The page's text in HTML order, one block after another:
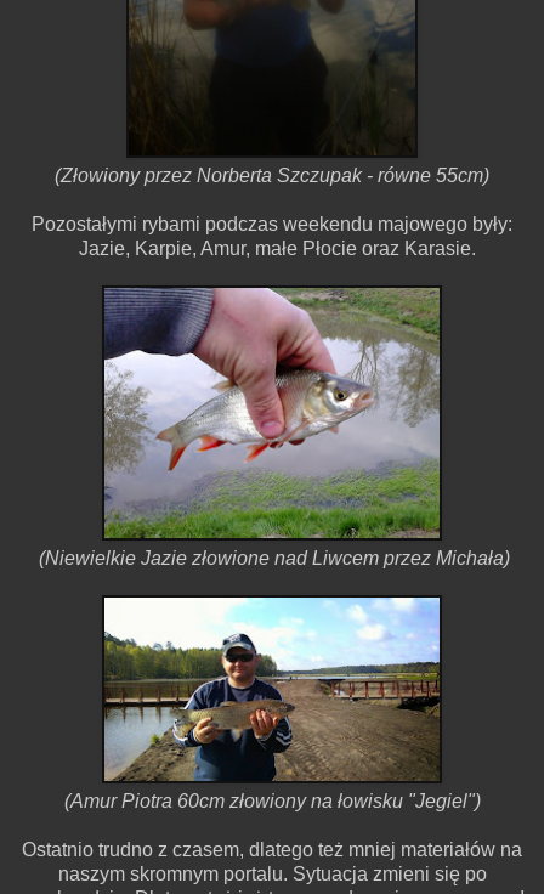
(Złowiony przez Norberta Szczupak - równe 55cm)
Pozostałymi rybami podczas weekendu majowego były:
Jazie, Karpie, Amur, małe Płocie oraz Karasie.
(Niewielkie Jazie złowione nad Liwcem przez Michała)
(Amur Piotra 60cm złowiony na łowisku "Jegiel")
Ostatnio trudno z czasem, dlatego też mniej materiałów na
naszym skromnym portalu. Sytuacja zmieni się po